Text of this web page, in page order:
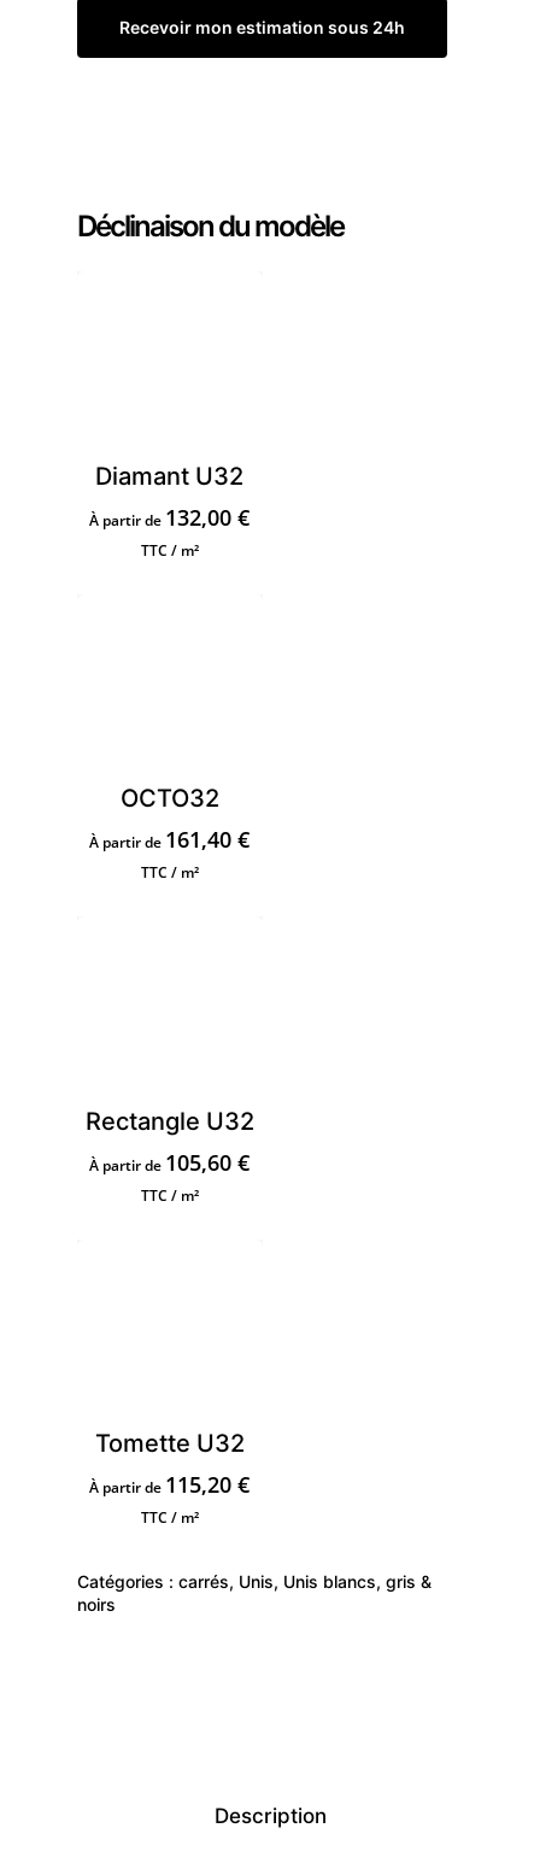
Recevoir mon estimation sous 24h
Déclinaison du modèle
Diamant U32
À partir de 132,00€
TTC / m²
OCTO32
À partir de 161,40€
TTC / m²
Rectangle U32
À partir de 105,60€
TTC / m²
Tomette U32
À partir de 115,20€
TTC / m²
Catégories : carrés, Unis, Unis blancs, gris &
noirs
Description